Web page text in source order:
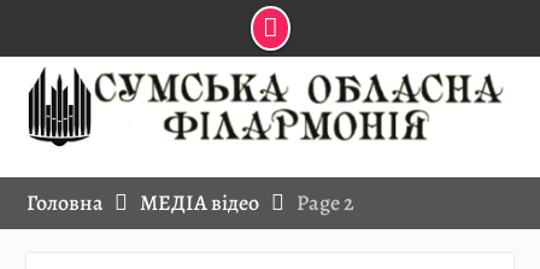
Skip
content
Головна МЕДІА відео Page 2